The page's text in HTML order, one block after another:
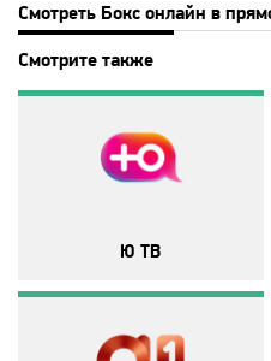
National Geographic
Nick Jr
Nickelodeon
Paramount Channel
Смотреть Бокс онлайн в
Смотрите также
Ю ТВ